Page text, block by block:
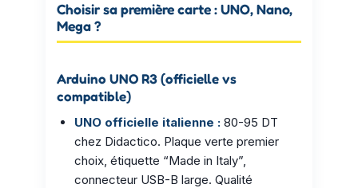
Choisir sa première carte : UNO, Nano,
Mega ?
Arduino UNO R3 (officielle vs
compatible)
UNO officielle italienne : 80-95 DT
chez Didactico. Plaque verte premier
choix, étiquette “Made in Italy”,
connecteur USB-B large. Qualité